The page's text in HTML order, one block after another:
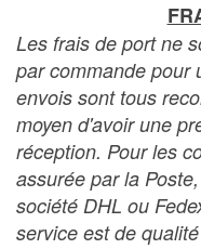
Les frais de port ne
par commande pour
envois sont tous
moyen d'avoir une
réception. Pour les
assurée par la
société DHL ou
service est de